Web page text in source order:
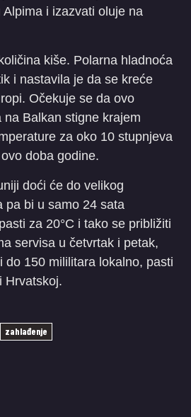
i izazvati oluje na
kiše. Polarna hladnoća
i nastavila je da se kreće
Očekuje se da ovo
na Balkan stigne krajem
za oko 10 stupnjeva
doba godine.
doći će do velikog
pa bi u samo 24 sata
za 20°C i tako se približiti
servisa u četvrtak i petak,
do 150 mililitara lokalno, pasti
Hrvatskoj.
zahlađenje